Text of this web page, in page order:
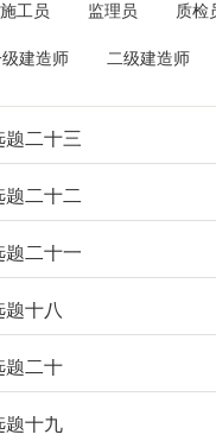
施工员 监理员 质检
建造师 二级建造师
题二十三
题二十二
题二十一
题十八
题二十
题十九